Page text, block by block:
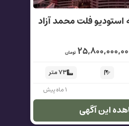
استودیو فلت محمد آزاد
تومان
۷۳ متر
۱ ماه پیش
این آگهی